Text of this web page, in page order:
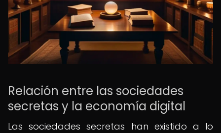
Relación entre las sociedades
secretas y la economía digital
Las sociedades secretas han existido a lo